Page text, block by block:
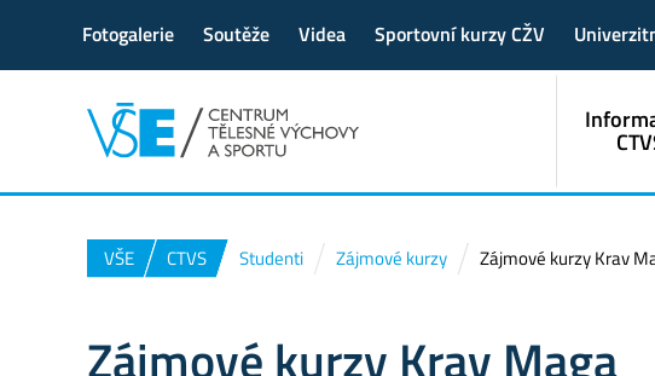
Fotogalerie Soutěže Videa Sportovní kurzy CŽV
VŠE CTVS Studenti Zájmové kurzy Zájmové kurzy Krav
Zájmové kurzy Krav Maga